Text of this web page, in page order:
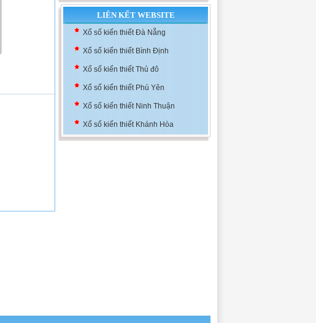
LIÊN KẾT WEBSITE
Xổ số kiến thiết Khánh Hòa
Xổ số kiến thiết Đà Nẵng
Xổ số kiến thiết Bình Định
Xổ số kiến thiết Thủ đô
Xổ số kiến thiết Phú Yên
Xổ số kiến thiết Ninh Thuận
Xổ số kiến thiết Khánh Hòa
Xổ số kiến thiết Đà Nẵng